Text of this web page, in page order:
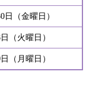
日（金曜日）
（火曜日）
（月曜日）